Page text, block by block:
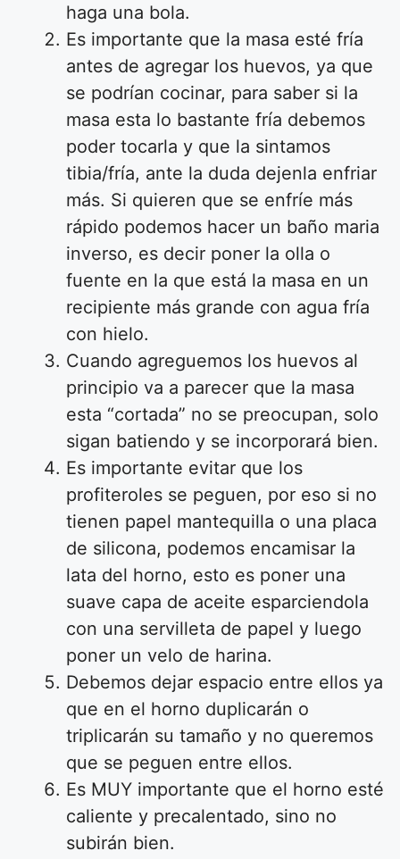
haga una bola.
Es importante que la masa esté fría
antes de agregar los huevos, ya que
se podrían cocinar, para saber si la
masa esta lo bastante fría debemos
poder tocarla y que la sintamos
tibia/fría, ante la duda dejenla enfriar
más. Si quieren que se enfríe más
rápido podemos hacer un baño maria
inverso, es decir poner la olla o
fuente en la que está la masa en un
recipiente más grande con agua fría
con hielo.
Cuando agreguemos los huevos al
principio va a parecer que la masa
esta “cortada” no se preocupan, solo
sigan batiendo y se incorporará bien.
Es importante evitar que los
profiteroles se peguen, por eso si no
tienen papel mantequilla o una placa
de silicona, podemos encamisar la
lata del horno, esto es poner una
suave capa de aceite esparciendola
con una servilleta de papel y luego
poner un velo de harina.
Debemos dejar espacio entre ellos ya
que en el horno duplicarán o
triplicarán su tamaño y no queremos
que se peguen entre ellos.
Es MUY importante que el horno esté
caliente y precalentado, sino no
subirán bien.